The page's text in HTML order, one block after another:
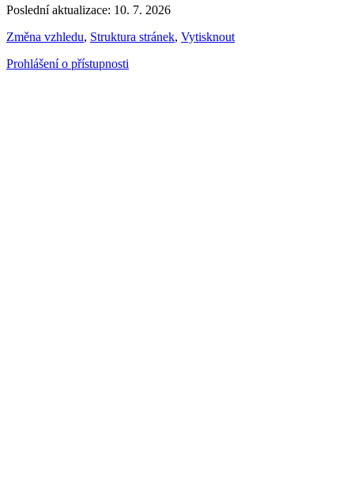
Poslední aktualizace: 10. 7. 2026
Změna vzhledu, Struktura stránek, Vytisknout
Prohlášení o přístupnosti